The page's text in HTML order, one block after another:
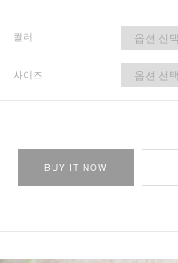
컬러
사이즈
BUY IT NOW